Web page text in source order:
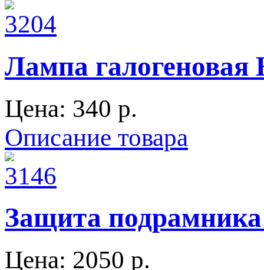
Лампа галогеновая
Цена: 340 p.
Описание товара
Защита
Цена: 2050 p.